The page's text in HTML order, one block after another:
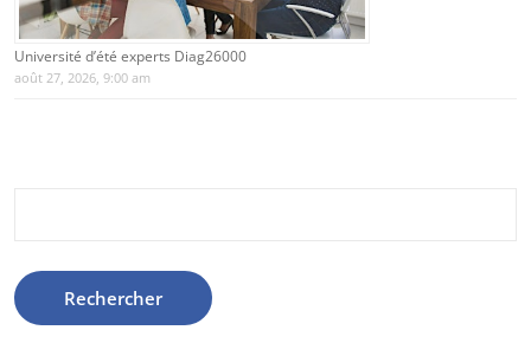
Université d’été experts Diag26000
août 27, 2026, 9:00 am